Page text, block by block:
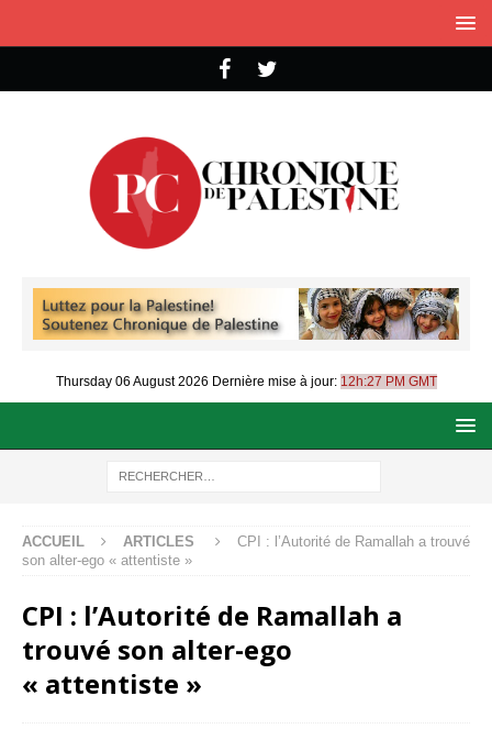
Thursday 06 August 2026 Dernière mise à jour: 12h:27 PM GMT
ACCUEIL ARTICLES
CPI : l’Autorité de Ramallah a trouvé
son alter-ego « attentiste »
CPI : l’Autorité de Ramallah a
trouvé son alter-ego
« attentiste »